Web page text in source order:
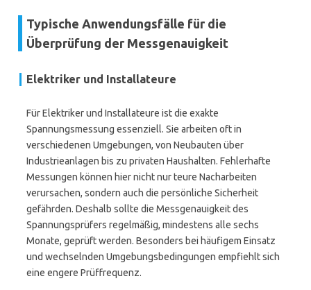
Typische Anwendungsfälle für die
Überprüfung der Messgenauigkeit
Elektriker und Installateure
Für Elektriker und Installateure ist die exakte
Spannungsmessung essenziell. Sie arbeiten oft in
verschiedenen Umgebungen, von Neubauten über
Industrieanlagen bis zu privaten Haushalten. Fehlerhafte
Messungen können hier nicht nur teure Nacharbeiten
verursachen, sondern auch die persönliche Sicherheit
gefährden. Deshalb sollte die Messgenauigkeit des
Spannungsprüfers regelmäßig, mindestens alle sechs
Monate, geprüft werden. Besonders bei häufigem Einsatz
und wechselnden Umgebungsbedingungen empfiehlt sich
eine engere Prüffrequenz.